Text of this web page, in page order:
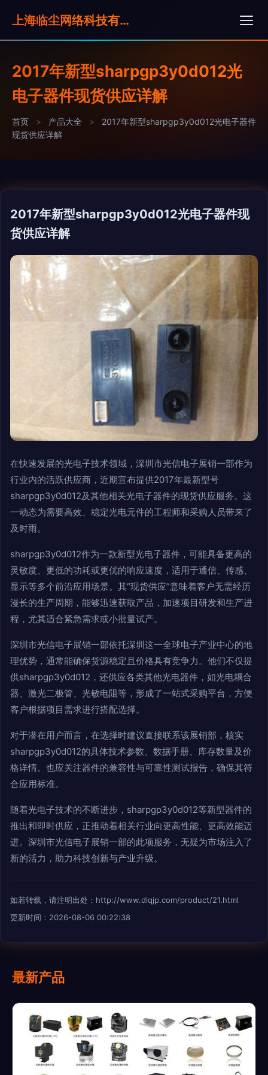
上海临尘网络科技有限公司
2017年新型sharpgp3y0d012光
电子器件现货供应详解
首页 > 产品大全 >
2017年新型sharpgp3y0d012光电子器件
现货供应详解
2017年新型sharpgp3y0d012光电子器件现
货供应详解
在快速发展的光电子技术领域，深圳市光信电子展销一部作为
行业内的活跃供应商，近期宣布提供2017年最新型号
sharpgp3y0d012及其他相关光电子器件的现货供应服务。这
一动态为需要高效、稳定光电元件的工程师和采购人员带来了
及时雨。
sharpgp3y0d012作为一款新型光电子器件，可能具备更高的
灵敏度、更低的功耗或更优的响应速度，适用于通信、传感、
显示等多个前沿应用场景。其“现货供应”意味着客户无需经历
漫长的生产周期，能够迅速获取产品，加速项目研发和生产进
程，尤其适合紧急需求或小批量试产。
深圳市光信电子展销一部依托深圳这一全球电子产业中心的地
理优势，通常能确保货源稳定且价格具有竞争力。他们不仅提
供sharpgp3y0d012，还供应各类其他光电器件，如光电耦合
器、激光二极管、光敏电阻等，形成了一站式采购平台，方便
客户根据项目需求进行搭配选择。
对于潜在用户而言，在选择时建议直接联系该展销部，核实
sharpgp3y0d012的具体技术参数、数据手册、库存数量及价
格详情。也应关注器件的兼容性与可靠性测试报告，确保其符
合应用标准。
随着光电子技术的不断进步，sharpgp3y0d012等新型器件的
推出和即时供应，正推动着相关行业向更高性能、更高效能迈
进。深圳市光信电子展销一部的此项服务，无疑为市场注入了
新的活力，助力科技创新与产业升级。
如若转载，请注明出处：http://www.dlqjp.com/product/21.html
更新时间：2026-08-06 00:22:38
最新产品